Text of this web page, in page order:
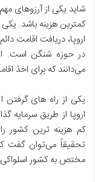
شاید یکی از آرزوهای
کمترین هزینه باشد.
اروپا، دریافت اقامت
در حوزه شنگن است.
می‌دانند که برای اخذ
یکی از راه ‌های
اروپا از طریق سرمایه
کم هزینه ترین کشور
تحقیقاً می‌توان گفت
مختص به کشور